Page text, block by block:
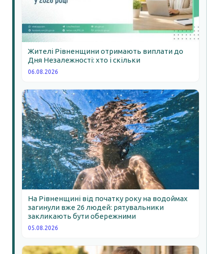
Жителі Рівненщини отримають виплати до
Дня Незалежності: хто і скільки
06.08.2026
На Рівненщині від початку року на водоймах
загинули вже 26 людей: рятувальники
закликають бути обережними
05.08.2026